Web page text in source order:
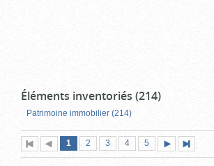
Éléments inventoriés (214)
Patrimoine immobilier (214)
Première
page
Page
précédente
Page
1 (page
actuelle)
Page
2 Page
3 Page
4 Page
5
suivante
page